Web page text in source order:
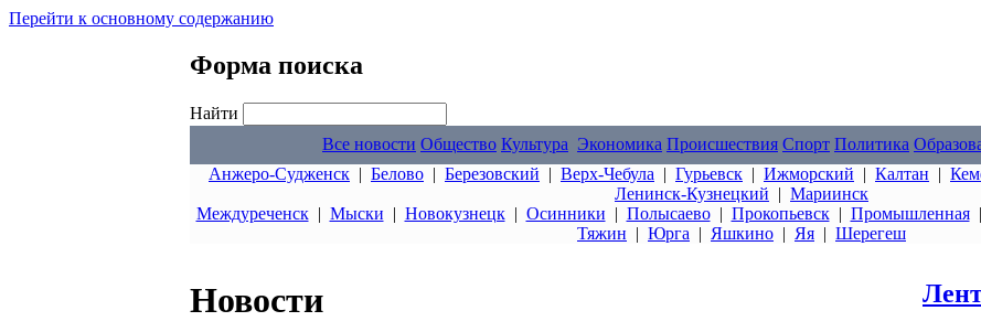
Перейти к основному содержанию
Форма поиска
Найти
Все новости Общество Культура Экономика Происшествия Спорт Политика
Анжеро-Судженск | Белово | Березовский | Верх-Чебула | Гурьевск | Ижморский | Калтан |
Ленинск-Кузнецкий | Мариинск
Междуреченск| Мыски | Новокузнецк| Осинники | Полысаево| Прокопьевск| Промышленная|
Тяжин | Юрга | Яшкино | Яя | Шерегеш
Новости